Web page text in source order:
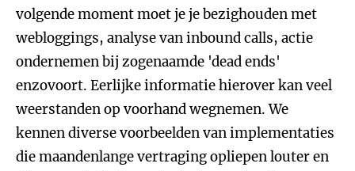
volgende moment moet je je bezighouden met
webloggings, analyse van inbound calls, actie
ondernemen bij zogenaamde 'dead ends'
enzovoort. Eerlijke informatie hierover kan veel
weerstanden op voorhand wegnemen. We
kennen diverse voorbeelden van implementaties
die maandenlange vertraging opliepen louter en